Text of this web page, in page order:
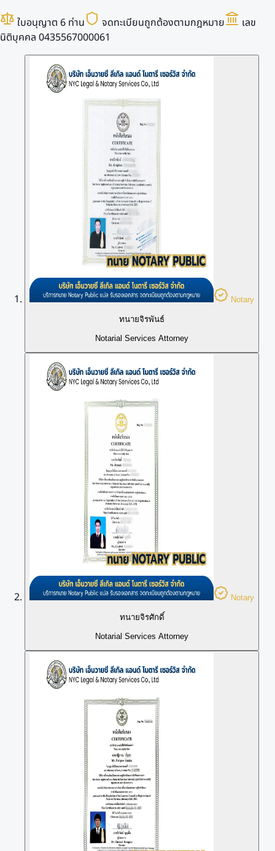
ใบอนุญาต 6 ท่าน
จดทะเบียนถูกต้องตามกฎหมาย
เลข
นิติบุคคล 0435567000061
Notary
ทนายจิรพันธ์
Notarial Services Attorney
Notary
ทนายจิรศักดิ์
Notarial Services Attorney